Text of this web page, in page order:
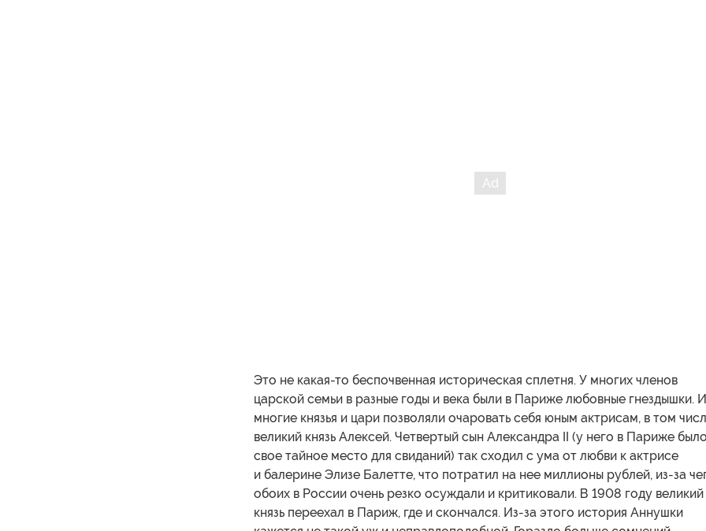
Это не какая-то беспочвенная историческая сплетня. У многих членов
царской семьи в разные годы и века были в Париже любовные гнездышки. И
многие князья и цари позволяли очаровать себя юным актрисам, в том
великий князь Алексей. Четвертый сын Александра II (у него в Париже было
свое тайное место для свиданий) так сходил с ума от любви к актрисе
и балерине Элизе Балетте, что потратил на нее миллионы рублей, из-за
обоих в России очень резко осуждали и критиковали. В 1908 году великий
князь переехал в Париж, где и скончался. Из-за этого история Аннушки